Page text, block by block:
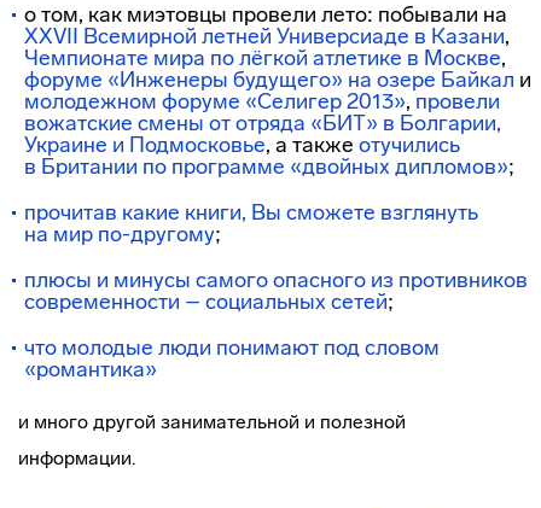
о том, как миэтовцы провели лето: побывали на
XXVII Всемирной летней Универсиаде в Казани,
Чемпионате мира по лёгкой атлетике в Москве,
форуме «Инженеры будущего» на озере Байкал и
молодежном форуме «Селигер 2013», провели
вожатские смены от отряда «БИТ» в Болгарии,
Украине и Подмосковье, а также отучились
в Британии по программе «двойных дипломов»;
прочитав какие книги, Вы сможете взглянуть
на мир по-другому;
плюсы и минусы самого опасного из противников
современности – социальных сетей;
что молодые люди понимают под словом
«романтика»
и много другой занимательной и полезной
информации.